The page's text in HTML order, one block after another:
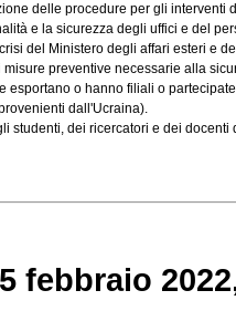
delle procedure per gli interventi
e la sicurezza degli uffici e del
del Ministero degli affari esteri e
preventive necessarie alla
esportano o hanno filiali o
dall'Ucraina).
studenti, dei ricercatori e dei
febbraio